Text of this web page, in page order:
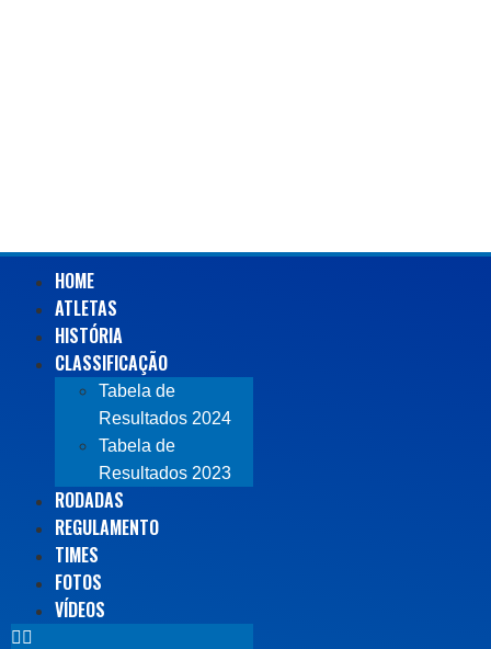
HOME
ATLETAS
HISTÓRIA
CLASSIFICAÇÃO
Tabela de
Resultados 2024
Tabela de
Resultados 2023
RODADAS
REGULAMENTO
TIMES
FOTOS
VÍDEOS